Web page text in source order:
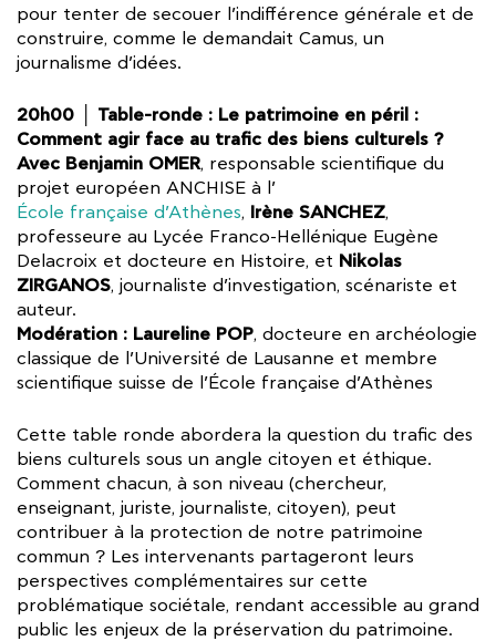
pour tenter de secouer l’indifférence générale et de
construire, comme le demandait Camus, un
journalisme d’idées.
20h00 │ Table-ronde : Le patrimoine en péril :
Comment agir face au trafic des biens culturels ?
Avec Benjamin OMER, responsable scientifique du
projet européen ANCHISE à l’
École française d’Athènes, Irène SANCHEZ,
professeure au Lycée Franco-Hellénique Eugène
Delacroix et docteure en Histoire, et Nikolas
ZIRGANOS, journaliste d’investigation, scénariste et
auteur.
Modération : Laureline POP, docteure en archéologie
classique de l’Université de Lausanne et membre
scientifique suisse de l’École française d’Athènes
Cette table ronde abordera la question du trafic des
biens culturels sous un angle citoyen et éthique.
Comment chacun, à son niveau (chercheur,
enseignant, juriste, journaliste, citoyen), peut
contribuer à la protection de notre patrimoine
commun ? Les intervenants partageront leurs
perspectives complémentaires sur cette
problématique sociétale, rendant accessible au grand
public les enjeux de la préservation du patrimoine.